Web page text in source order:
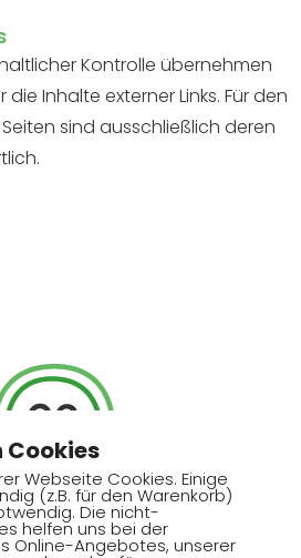
Kontrolle übernehmen
Inhalte externer Links. Für den
sind ausschließlich deren
Cookies
Webseite Cookies. Einige
(z.B. für den Warenkorb)
Die nicht-
helfen uns bei der
Online-Angebotes, unserer